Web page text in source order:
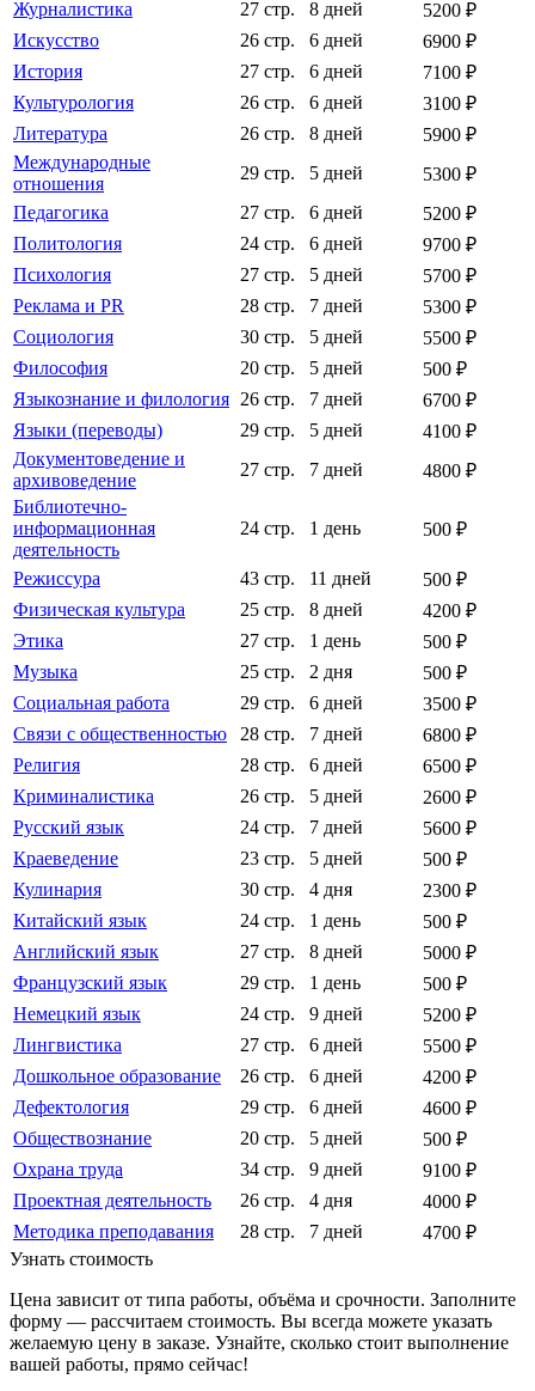
Журналистика 27 стр. 8 дней
5200 ₽
Искусство
26 стр. 6 дней
6900 ₽
История
27 стр. 6 дней
7100 ₽
Культурология
26 стр. 6 дней
3100 ₽
Литература
26 стр. 8 дней
5900 ₽
Международные
отношения
29 стр. 5 дней
5300 ₽
Педагогика
27 стр. 6 дней
5200 ₽
Политология
24 стр. 6 дней
9700 ₽
Психология
27 стр. 5 дней
5700 ₽
Реклама и PR
28 стр. 7 дней
5300 ₽
Социология
30 стр. 5 дней
5500 ₽
Философия
20 стр. 5 дней
500 ₽
Языкознание и филология 26 стр. 7 дней
6700 ₽
Языки (переводы)
29 стр. 5 дней
4100 ₽
Документоведение и
архивоведение
27 стр. 7 дней
4800 ₽
Библиотечно-
информационная
деятельность
24 стр. 1 день 500 ₽
Режиссура 43 стр. 11 дней
500 ₽
Физическая культура
25 стр. 8 дней
4200 ₽
Этика
27 стр. 1 день
500 ₽
Музыка
25 стр. 2 дня
500 ₽
Социальная работа
29 стр. 6 дней
3500 ₽
Связи с общественностью
28 стр. 7 дней
6800 ₽
Религия
28 стр. 6 дней
6500 ₽
Криминалистика
26 стр. 5 дней
2600 ₽
Русский язык
24 стр. 7 дней
5600 ₽
Краеведение
23 стр. 5 дней
500 ₽
Кулинария
30 стр. 4 дня
2300 ₽
Китайский язык
24 стр. 1 день
500 ₽
Английский язык
27 стр. 8 дней
5000 ₽
Французский язык
29 стр. 1 день
500 ₽
Немецкий язык
24 стр. 9 дней
5200 ₽
Лингвистика
27 стр. 6 дней
5500 ₽
Дошкольное образование
26 стр. 6 дней
4200 ₽
Дефектология
29 стр. 6 дней
4600 ₽
Обществознание
20 стр. 5 дней
500 ₽
Охрана труда
34 стр. 9 дней
9100 ₽
Проектная деятельность
26 стр. 4 дня
4000 ₽
Методика преподавания
28 стр. 7 дней
4700 ₽
Узнать стоимость
Цена зависит от типа работы, объёма и срочности. Заполните
форму — рассчитаем стоимость. Вы всегда можете указать
желаемую цену в заказе. Узнайте, сколько стоит выполнение
вашей работы, прямо сейчас!